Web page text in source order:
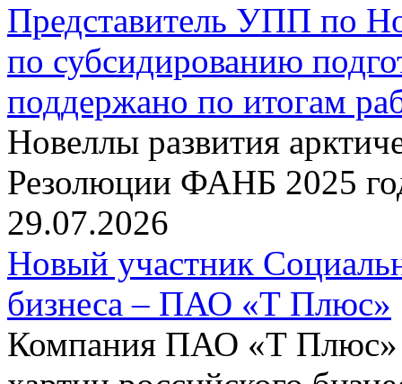
Представитель УПП по
по субсидированию
поддержано по итогам
Новеллы развития
Резолюции ФАНБ 2025
29.07.2026
Новый участник
бизнеса – ПАО «Т Плюс»
Компания ПАО «Т Плюс»